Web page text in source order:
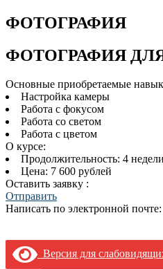
ФОТОГРАФИЯ
ФОТОГРАФИЯ
Основные приобретаемые
Настройка камеры
Работа с фокусом
Работа со светом
Работа с цветом
О курсе:
Продолжительность: 4
Цена: 7 600 рублей
Оставить заявку :
Отправить
Написать по электронной
Версия для